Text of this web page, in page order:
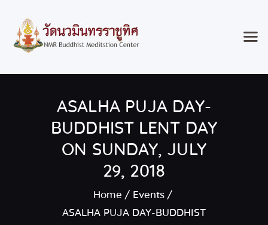
ASALHA PUJA DAY-
BUDDHIST LENT DAY
ON SUNDAY, JULY
29, 2018
Home
Events
ASALHA PUJA DAY-BUDDHIST
Classes & Events
About the Temple
Meditation Classes
Contact